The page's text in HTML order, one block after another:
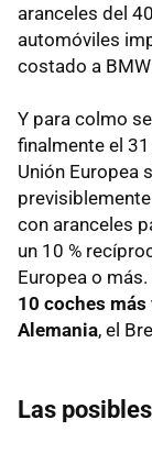
aranceles del
automóviles
costado a
Y para colmo
finalmente el
Unión Europea
con aranceles
un 10 %
Europea o más.
10 coches
Alemania, el
Las